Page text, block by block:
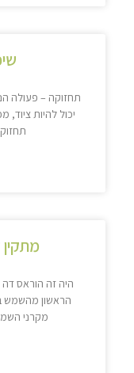
תחזוקה – פעולה
יכול להיות ציוד,
היה זה הוראס
מקרני